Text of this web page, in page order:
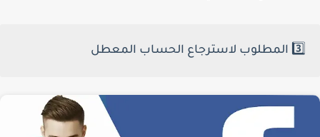
3️⃣ المطلوب لاسترجاع الحساب المعطل